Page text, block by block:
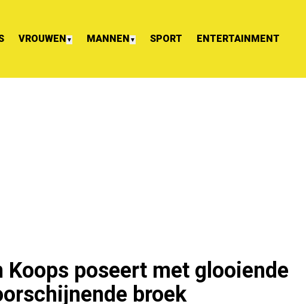
VROUWEN ▼ MANNEN ▼ SPORT ENTERTAINMENT
Koops poseert met glooiende
broek